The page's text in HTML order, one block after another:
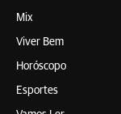
Mix
Viver Bem
Horóscopo
Esportes